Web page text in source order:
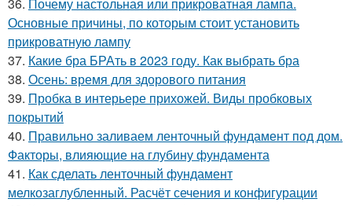
36. Почему настольная или прикроватная лампа.
Основные причины, по которым стоит установить
прикроватную лампу
37. Какие бра БРАть в 2023 году. Как выбрать бра
38. Осень: время для здорового питания
39. Пробка в интерьере прихожей. Виды пробковых
покрытий
40. Правильно заливаем ленточный фундамент под дом.
Факторы, влияющие на глубину фундамента
41. Как сделать ленточный фундамент
мелкозаглубленный. Расчёт сечения и конфигурации